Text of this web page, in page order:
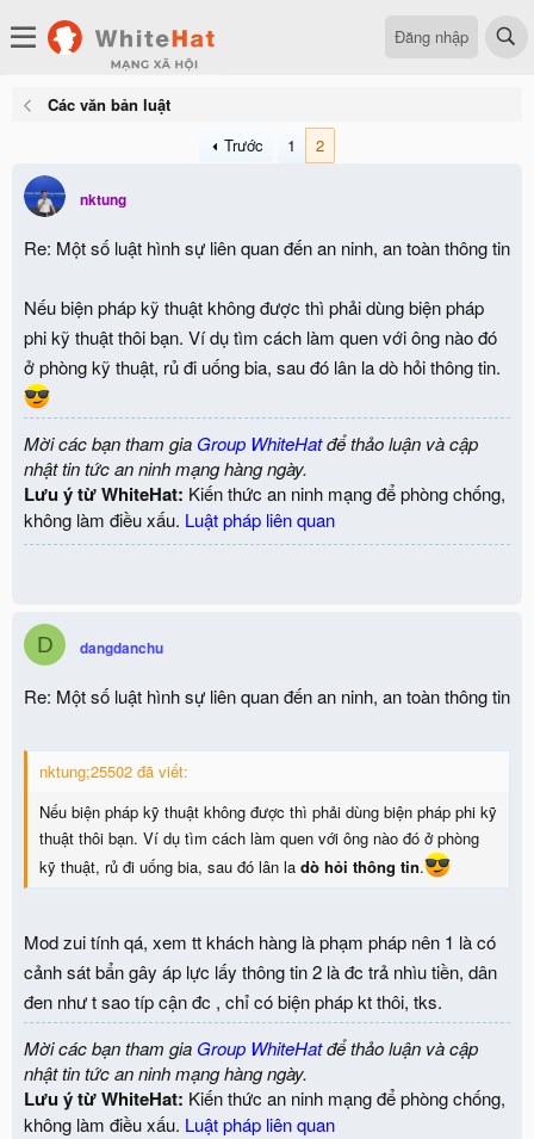
Đăng nhập
Các văn bản luật
Trước
1 2
nktung
Re: Một số luật hình sự liên quan đến an ninh, an toàn thông tin
Nếu biện pháp kỹ thuật không được thì phải dùng biện pháp
phi kỹ thuật thôi bạn. Ví dụ tìm cách làm quen với ông nào đó
ở phòng kỹ thuật, rủ đi uống bia, sau đó lân la dò hỏi thông tin.
Mời các bạn tham gia Group WhiteHatđể thảo luận và cập
nhật tin tức an ninh mạng hàng ngày.
Lưu ý từ WhiteHat: Kiến thức an ninh mạng để phòng chống,
không làm điều xấu. Luật pháp liên quan
D dangdanchu
Re: Một số luật hình sự liên quan đến an ninh, an toàn thông tin
nktung;25502 đã viết:
Nếu biện pháp kỹ thuật không được thì phải dùng biện pháp phi kỹ
thuật thôi bạn. Ví dụ tìm cách làm quen với ông nào đó ở phòng
kỹ thuật, rủ đi uống bia, sau đó lân la dò hỏi thông tin.
Mod zui tính qá, xem tt khách hàng là phạm pháp nên 1 là có
cảnh sát bẩn gây áp lực lấy thông tin 2 là đc trả nhìu tiền, dân
đen như t sao típ cận đc , chỉ có biện pháp kt thôi, tks.
Mời các bạn tham gia Group WhiteHatđể thảo luận và cập
nhật tin tức an ninh mạng hàng ngày.
Lưu ý từ WhiteHat: Kiến thức an ninh mạng để phòng chống,
không làm điều xấu. Luật pháp liên quan